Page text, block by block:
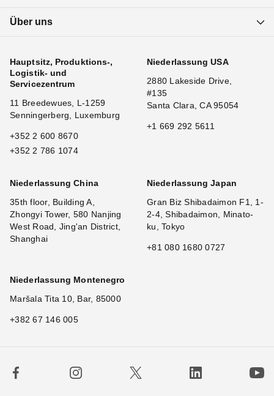
Über uns
Hauptsitz, Produktions-,
Logistik- und
Servicezentrum
11 Breedewues, L-1259
Senningerberg, Luxemburg
+352 2 600 8670
+352 2 786 1074
Niederlassung USA
2880 Lakeside Drive,
#135
Santa Clara, CA 95054
+1 669 292 5611
Niederlassung China
35th floor, Building A,
Zhongyi Tower, 580 Nanjing
West Road, Jing'an District,
Shanghai
Niederlassung Japan
Gran Biz Shibadaimon F1, 1-
2-4, Shibadaimon, Minato-
ku, Tokyo
+81 080 1680 0727
Niederlassung Montenegro
Maršala Tita 10, Bar, 85000
+382 67 146 005